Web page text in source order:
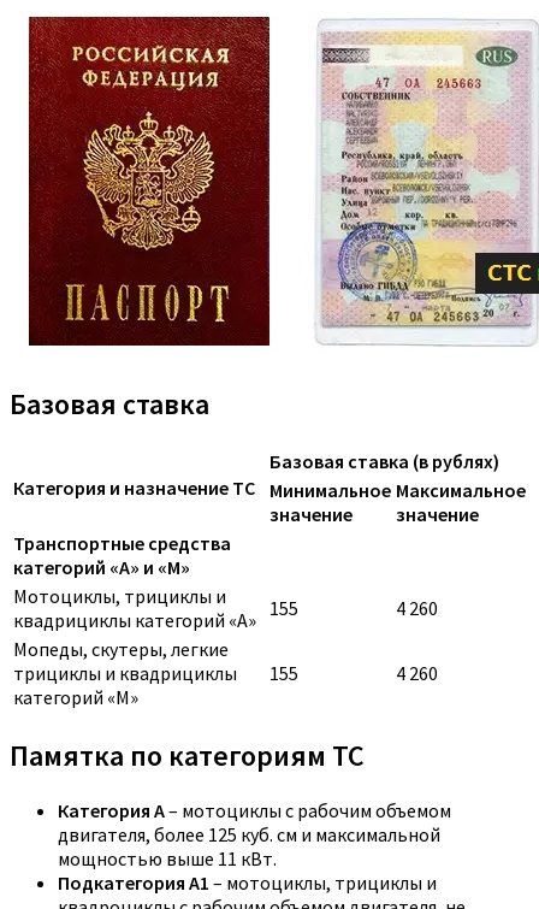
Базовая ставка
Категория и назначение ТС
Базовая ставка (в рублях)
Минимальное
значение
Максимальное
значение
Транспортные средства
категорий «A» и «M»
Мотоциклы, трициклы и
квадрициклы категорий «A» 155
4 260
Мопеды, скутеры, легкие
трициклы и квадрициклы
категорий «M»
155 4 260
Памятка по категориям ТС
Категория A– мотоциклы с рабочим объемом
двигателя, более 125 куб. см и максимальной
мощностью выше 11 кВт.
Подкатегория A1 – мотоциклы, трициклы и